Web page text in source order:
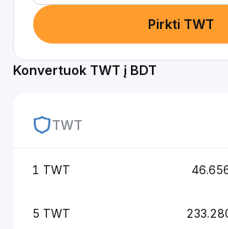
Pirkti TWT
Konvertuok TWT į BDT
TWT
1 TWT
5 TWT